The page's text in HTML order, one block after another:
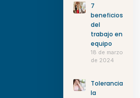
7
beneficios
del
trabajo en
equipo
18 de marzo
de 2024
Tolerancia a
la